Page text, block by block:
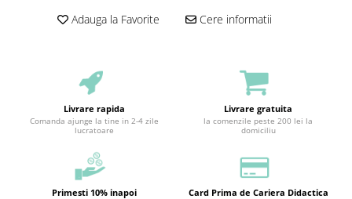
Adauga la Favorite Cere informatii
Livrare rapida
Comanda ajunge la tine in 2-4 zile
lucratoare
Livrare gratuita
la comenzile peste 200 lei la
domiciliu
Primesti 10% inapoi Card Prima de Cariera Didactica